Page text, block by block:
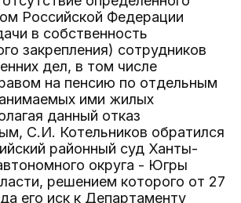
Российской Федерации
в собственность
закрепления) сотрудников
дел, в том числе
на пенсию по отдельным
ими жилых
данный отказ
С.И. Котельников обратился
районный суд Ханты-
округа - Югры
решением которого от 27
его иск к Департаменту